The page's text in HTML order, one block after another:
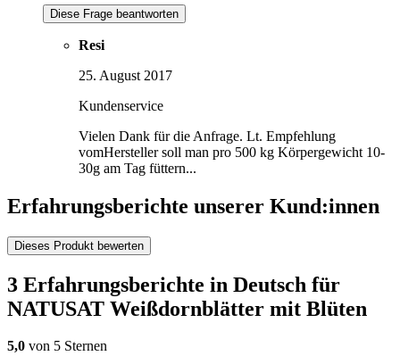
Diese Frage beantworten
Resi
25. August 2017
Kundenservice
Vielen Dank für die Anfrage. Lt. Empfehlung
vomHersteller soll man pro 500 kg Körpergewicht 10-
30g am Tag füttern...
Erfahrungsberichte unserer Kund:innen
Dieses Produkt bewerten
3 Erfahrungsberichte in Deutsch für
NATUSAT Weißdornblätter mit Blüten
5,0 von 5 Sternen